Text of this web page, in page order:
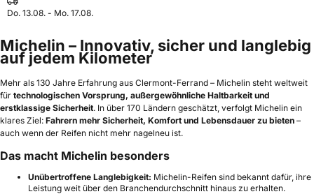
Do. 13.08. - Mo. 17.08.
Michelin – Innovativ, sicher und langlebig
auf jedem Kilometer
Mehr als 130 Jahre Erfahrung aus Clermont-Ferrand – Michelin steht weltweit
für technologischen Vorsprung, außergewöhnliche Haltbarkeit und
erstklassige Sicherheit. In über 170 Ländern geschätzt, verfolgt Michelin ein
klares Ziel: Fahrern mehr Sicherheit, Komfort und Lebensdauer zu bieten –
auch wenn der Reifen nicht mehr nagelneu ist.
Das macht Michelin besonders
Unübertroffene Langlebigkeit: Michelin-Reifen sind bekannt dafür, ihre
Leistung weit über den Branchendurchschnitt hinaus zu erhalten.